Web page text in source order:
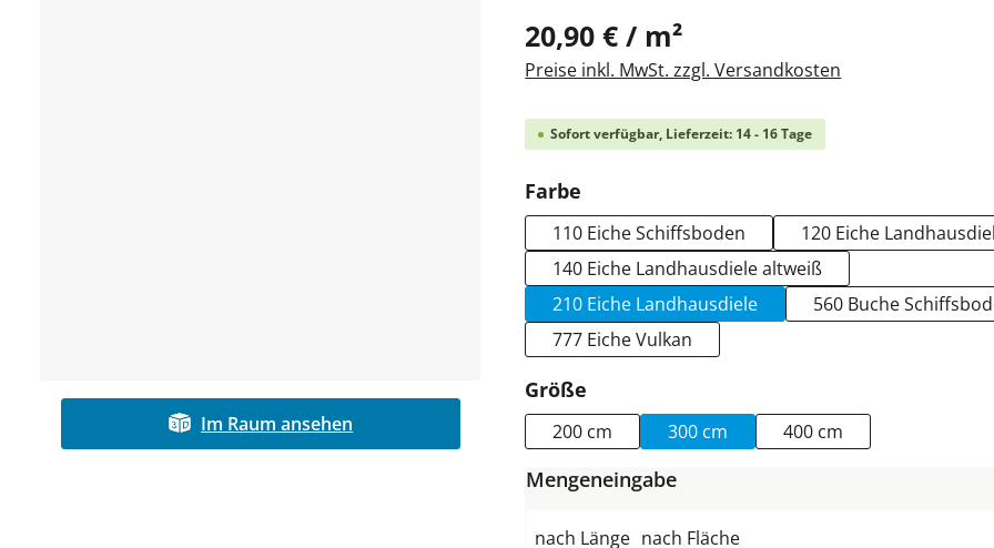
Im Raum ansehen
20,90 € / m²
Preise inkl. MwSt. zzgl. Versandkosten
Sofort verfügbar, Lieferzeit: 14 - 16 Tage
Farbe
110 Eiche Schiffsboden
120 Eiche
140 Eiche Landhausdiele altweiß
210 Eiche Landhausdiele
560 Buche
777 Eiche Vulkan
Größe
200 cm 300 cm 400 cm
Mengeneingabe
nach Länge nach Fläche